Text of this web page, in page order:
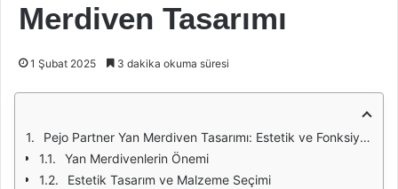
Merdiven Tasarımı
1 Şubat 2025 3 dakika okuma süresi
Pejo Partner Yan Merdiven Tasarımı: Estetik ve Fonksiyonelliğin Buluşma Noktası
Yan Merdivenlerin Önemi
Estetik Tasarım ve Malzeme Seçimi